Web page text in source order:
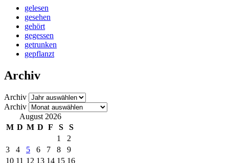
gelesen
gesehen
gehört
gegessen
getrunken
gepflanzt
Archiv
Archiv
Archiv
August 2026
M D M D F S
S
1
2
3
4 5 6 7 8
9
10 11 12 13 14 15 16